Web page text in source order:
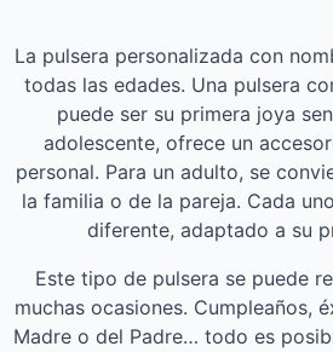
La pulsera personalizada con
todas las edades. Una pulsera
puede ser su primera joya
adolescente, ofrece un
personal. Para un adulto, se
la familia o de la pareja. Cada
diferente, adaptado a su
Este tipo de pulsera se puede
muchas ocasiones. Cumpleaños,
Madre o del Padre… todo es